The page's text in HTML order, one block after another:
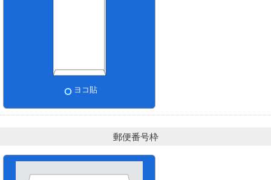
ヨコ貼
郵便番号枠